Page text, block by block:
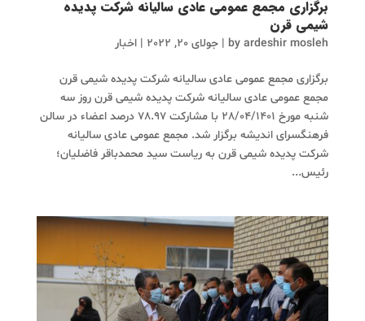
برگزاری مجمع عمومی عادی سالیانه شرکت پدیده
شیمی قرن
byardeshir mosleh
| جولای 20, 2022 | اخبار
برگزاری مجمع عمومی عادی سالیانه شرکت پدیده شیمی قرن
مجمع عمومی عادی سالیانه شرکت پدیده شیمی قرن روز سه
شنبه مورخ 28/04/1401 با مشارکت 78.97 درصد اعضاء در سالن
فرهنگسرای اندیشه برگزار شد. مجمع عمومی عادی سالیانه
شرکت پدیده شیمی قرن به ریاست سید محمدباقر فاضلیان؛
رئیس...